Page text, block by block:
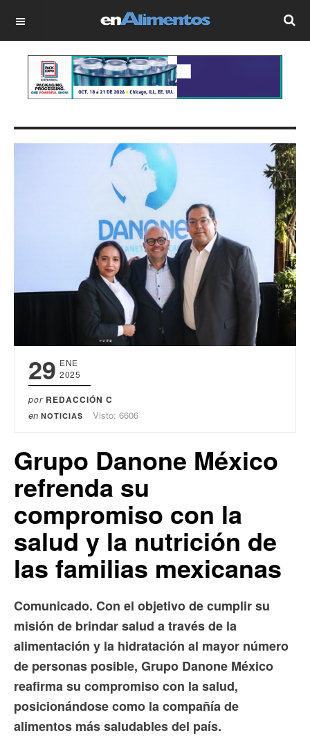
OFF CANVAS
29 ENE
2025
por REDACCIÓN C
en NOTICIAS Visto: 6606
Grupo Danone México
refrenda su
compromiso con la
salud y la nutrición de
las familias mexicanas
Comunicado. Con el objetivo de cumplir su
misión de brindar salud a través de la
alimentación y la hidratación al mayor número
de personas posible, Grupo Danone México
reafirma su compromiso con la salud,
posicionándose como la compañía de
alimentos más saludables del país.